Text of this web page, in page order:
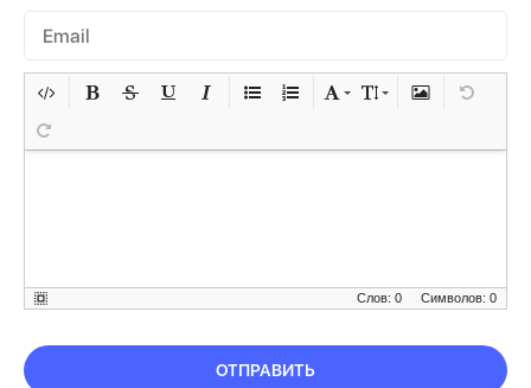
Символов: 0
Слов: 0
ОТПРАВИТЬ